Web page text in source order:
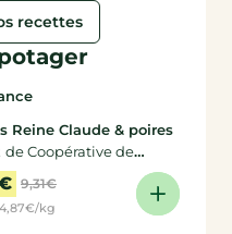
recettes
Reine Claude & poires
de Coopérative de
Delphine
9,31€
4,87€/kg